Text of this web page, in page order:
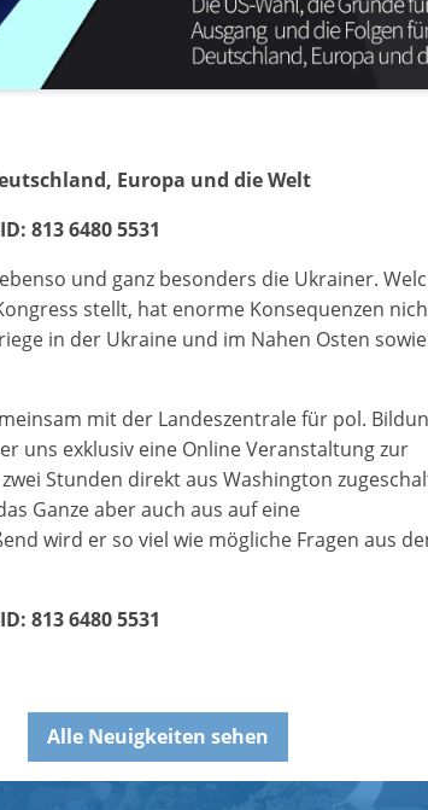
Europa und die Welt
813 6480 5531
und ganz besonders die Ukrainer.
stellt, hat enorme Konsequenzen
in der Ukraine und im Nahen Osten
mit der Landeszentrale für pol.
uns exklusiv eine Online Veranstaltung zur
Stunden direkt aus Washington
Ganze aber auch aus auf eine
wird er so viel wie mögliche Fragen aus
813 6480 5531
Alle Neuigkeiten sehen